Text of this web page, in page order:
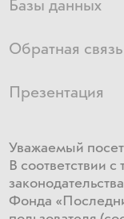
Базы данных
Обратная связь
Презентация
Уважаемый
В соответствии
Фонда